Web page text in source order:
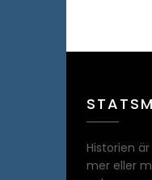
Historien
mer eller